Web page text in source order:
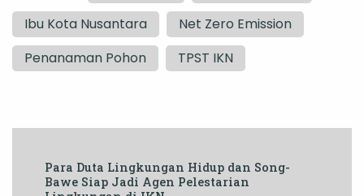
Ibu Kota Nusantara
Net Zero Emission
Penanaman Pohon
TPST IKN
Navigation
Para Duta Lingkungan Hidup dan Song-
Bawe Siap Jadi Agen Pelestarian